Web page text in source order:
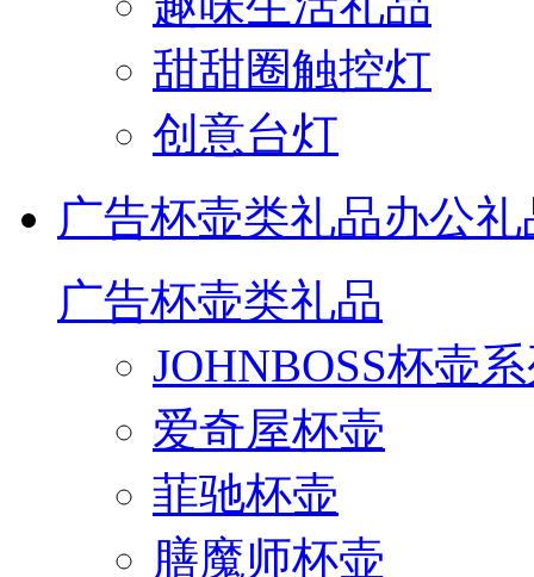
甜甜圈触控灯
创意台灯
广告杯壶类礼品办公礼
广告杯壶类礼品
JOHNBOSS杯壶
爱奇屋杯壶
菲驰杯壶
膳魔师杯壶